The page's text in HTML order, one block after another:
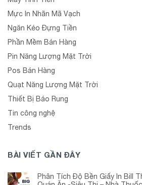
Mực In Nhãn Mã Vạch
Ngăn Kéo Đựng Tiền
Phần Mềm Bán Hàng
Pin Năng Lượng Mặt Trời
Pos Bán Hàng
Quạt Năng Lượng Mặt Trời
Thiết Bị Báo Rung
Tin công nghệ
Trends
BÀI VIẾT GẦN ĐÂY
Phân Tích Độ Bền Giấy In Bill